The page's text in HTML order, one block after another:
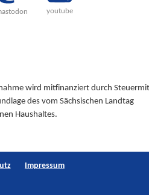
youtube
wird mitfinanziert durch
des vom Sächsischen Landtag
Haushaltes.
Impressum